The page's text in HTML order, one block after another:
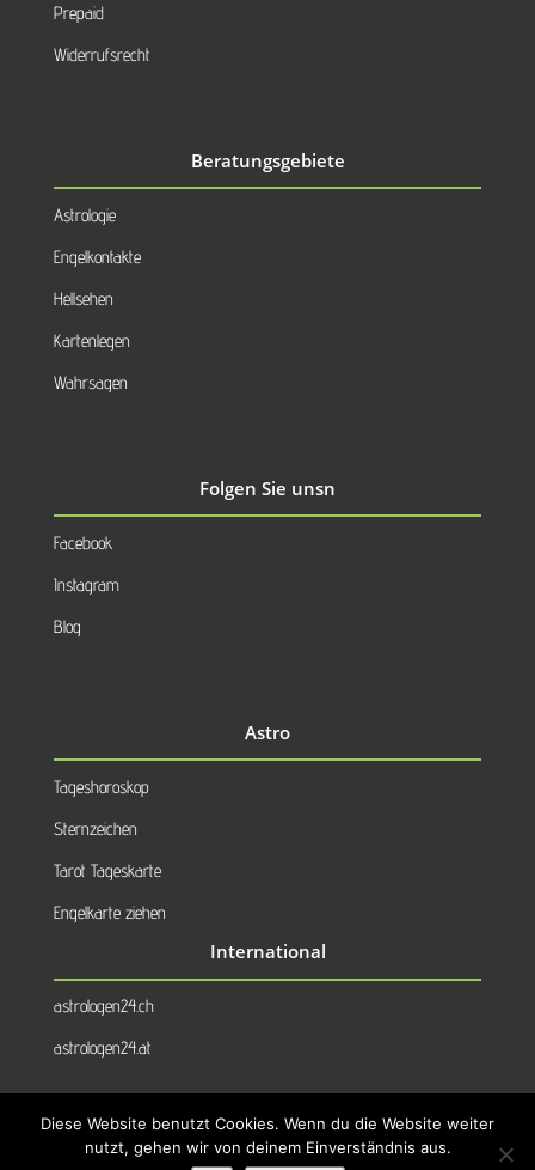
Prepaid
Widerrufsrecht
Beratungsgebiete
Astrologie
Engelkontakte
Hellsehen
Kartenlegen
Wahrsagen
Folgen Sie unsn
Facebook
Instagram
Blog
Astro
Tageshoroskop
Sternzeichen
Tarot Tageskarte
Engelkarte ziehen
International
astrologen24.ch
astrologen24.at
Diese Website benutzt Cookies. Wenn du die Website weiter
nutzt, gehen wir von deinem Einverständnis aus.